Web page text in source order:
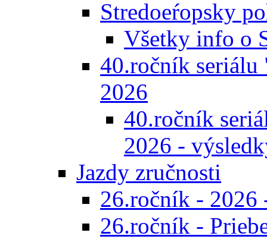
Stredoeŕopsky
Všetky info o
40.ročník
2026
40.ročník
2026 -
Jazdy zručnosti
26.ročník - 2026
26.ročník -